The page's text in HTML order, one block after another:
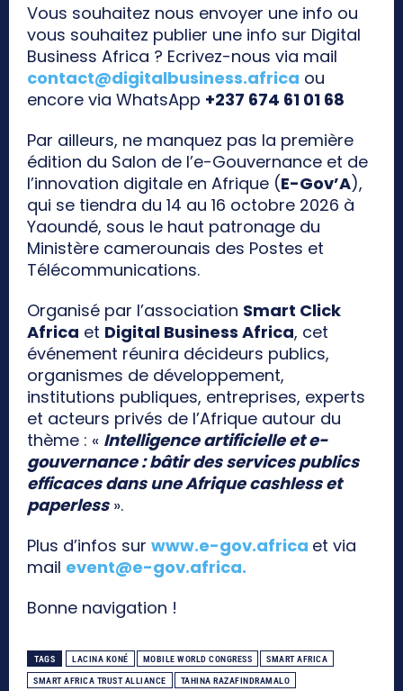
Vous souhaitez nous envoyer une info ou
vous souhaitez publier une info sur Digital
Business Africa ? Ecrivez-nous via mail
contact@digitalbusiness.africa ou
encore via WhatsApp +237 674 61 01 68
Par ailleurs, ne manquez pas la première
édition du Salon de l’e-Gouvernance et de
l’innovation digitale en Afrique (E-Gov’A),
qui se tiendra du 14 au 16 octobre 2026 à
Yaoundé, sous le haut patronage du
Ministère camerounais des Postes et
Télécommunications.
Organisé par l’association Smart Click
Africa et Digital Business Africa, cet
événement réunira décideurs publics,
organismes de développement,
institutions publiques, entreprises, experts
et acteurs privés de l’Afrique autour du
thème : « Intelligence artificielle et e-
gouvernance : bâtir des services publics
efficaces dans une Afrique cashless et
paperless».
Plus d’infos sur www.e-gov.africa et via
mail event@e-gov.africa.
Bonne navigation !
TAGS LACINA KONÉ MOBILE WORLD CONGRESS SMART AFRICA
SMART AFRICA TRUST ALLIANCE TAHINA RAZAFINDRAMALO